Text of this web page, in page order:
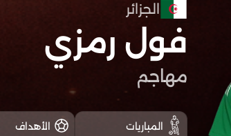
الجزائر
فول رمزي
مهاجم
المباريات الأهداف